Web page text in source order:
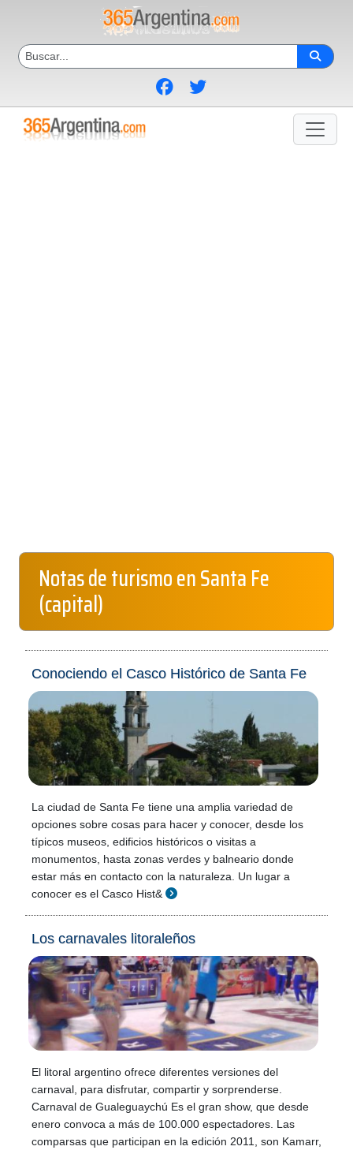
Notas de turismo en Santa Fe
(capital)
Conociendo el Casco Histórico de Santa Fe
La ciudad de Santa Fe tiene una amplia variedad de
opciones sobre cosas para hacer y conocer, desde los
típicos museos, edificios históricos o visitas a
monumentos, hasta zonas verdes y balneario donde
estar más en contacto con la naturaleza. Un lugar a
conocer es el Casco Hist&
Los carnavales litoraleños
El litoral argentino ofrece diferentes versiones del
carnaval, para disfrutar, compartir y sorprenderse.
Carnaval de Gualeguaychú Es el gran show, que desde
enero convoca a más de 100.000 espectadores. Las
comparsas que participan en la edición 2011, son Kamarr,